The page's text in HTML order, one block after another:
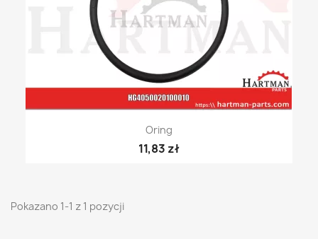
Oring
11,83 zł
Pokazano 1-1 z 1 pozycji